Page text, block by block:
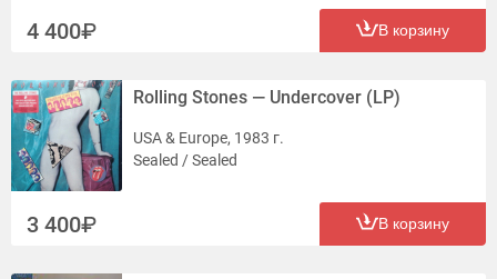
4 400 В корзину
Rolling Stones — Undercover (LP)
USA & Europe, 1983 г.
Sealed / Sealed
3 400 В корзину